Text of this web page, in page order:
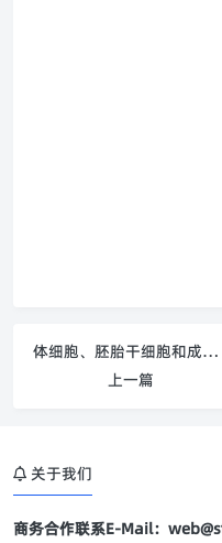
体细胞、胚胎干细胞和成体干细胞
上一篇
关于我们
商务合作联系E-Mail：